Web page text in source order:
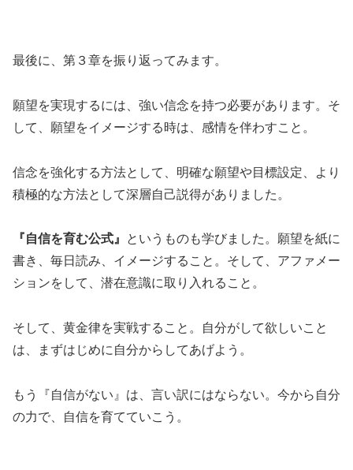
最後に、第３章を振り返ってみます。
願望を実現するには、強い信念を持つ必要があります。そ
して、願望をイメージする時は、感情を伴わすこと。
信念を強化する方法として、明確な願望や目標設定、より
積極的な方法として深層自己説得がありました。
『自信を育む公式』
というものも学びました。願望を紙に
書き、毎日読み、イメージすること。そして、アファメー
ションをして、潜在意識に取り入れること。
そして、黄金律を実戦すること。自分がして欲しいこと
は、まずはじめに自分からしてあげよう。
もう『自信がない』は、言い訳にはならない。今から自分
の力で、自信を育てていこう。